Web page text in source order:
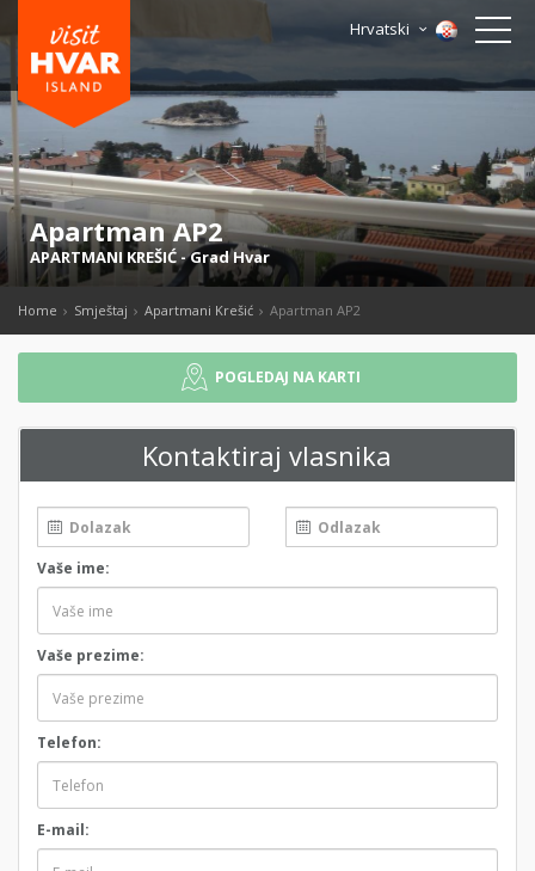
Hrvatski
Apartman AP2
APARTMANI KREŠIĆ-Grad Hvar
Home Smještaj Apartmani Krešić Apartman AP2
POGLEDAJ NA KARTI
Kontaktiraj vlasnika
Vaše ime:
Vaše prezime:
Telefon:
E-mail: